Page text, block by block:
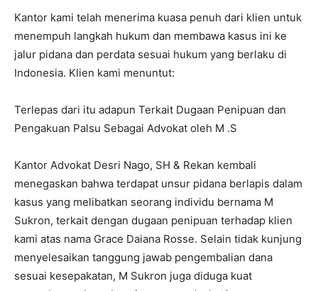
Kantor kami telah menerima kuasa penuh dari klien untuk
menempuh langkah hukum dan membawa kasus ini ke
jalur pidana dan perdata sesuai hukum yang berlaku di
Indonesia. Klien kami menuntut:
Terlepas dari itu adapun Terkait Dugaan Penipuan dan
Pengakuan Palsu Sebagai Advokat oleh M .S
Kantor Advokat Desri Nago, SH & Rekan kembali
menegaskan bahwa terdapat unsur pidana berlapis dalam
kasus yang melibatkan seorang individu bernama M
Sukron, terkait dengan dugaan penipuan terhadap klien
kami atas nama Grace Daiana Rosse. Selain tidak kunjung
menyelesaikan tanggung jawab pengembalian dana
sesuai kesepakatan, M Sukron juga diduga kuat